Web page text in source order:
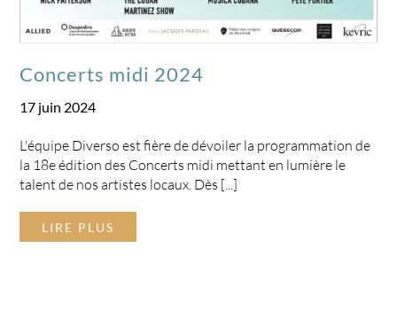
Concerts midi 2024
17 juin 2024
L'équipe Diverso est fière de dévoiler la programmation de
la 18e édition des Concerts midi mettant en lumière le
talent de nos artistes locaux. Dès [...]
LIRE PLUS